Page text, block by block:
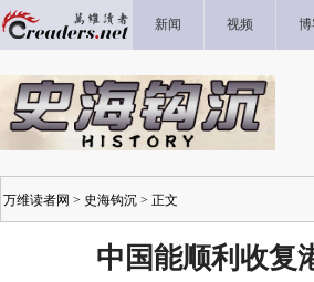
新闻 视频
万维读者网 > 史海钩沉 > 正文
中国能顺利收复